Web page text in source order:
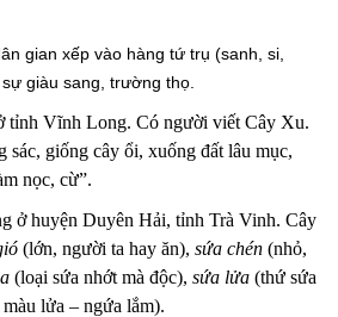
gian xếp vào hàng tứ trụ (sanh, si,
giàu sang, trường thọ.
tỉnh Vĩnh Long. Có người viết Cây Xu.
sác, giống cây ổi, xuống đất lâu mục,
nọc, cừ”.
ở huyện Duyên Hải, tỉnh Trà Vinh. Cây
(lớn, người ta hay ăn), sứa chén (nhỏ,
(loại sứa nhớt mà độc), sứa lửa (thứ sứa
lửa – ngứa lắm).